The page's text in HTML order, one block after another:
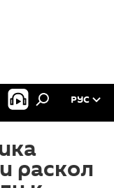
РУС
раскол